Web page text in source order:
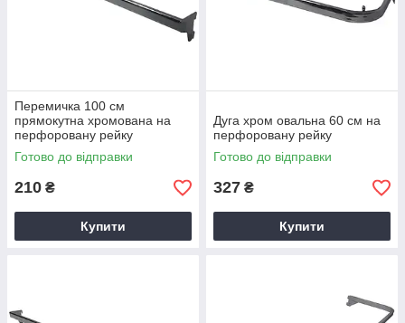
Перемичка 100 см
прямокутна хромована на
перфоровану рейку
Готово до відправки
210 ₴
Купити
Дуга хром овальна 60 см на
перфоровану рейку
Готово до відправки
327 ₴
Купити